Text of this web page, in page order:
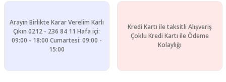
Arayın Birlikte Karar Verelim Karlı
Çıkın 0212 - 236 84 11 Hafa içi:
09:00 - 18:00 Cumartesi: 09:00 -
15:00
Kredi Kartı ile taksitli Alışveriş
Çoklu Kredi Kartı ile Ödeme
Kolaylığı